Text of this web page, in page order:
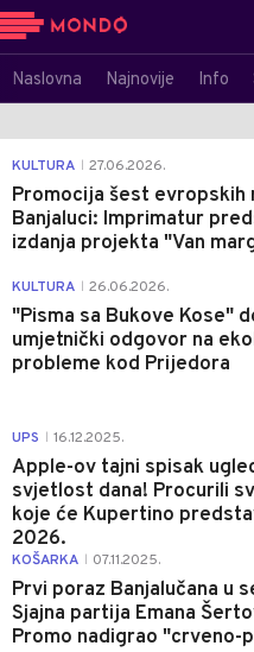
Naslovna Najnovije Info
KULTURA 27.06.2026.
Promocija šest evropskih
Banjaluci: Imprimatur
izdanja projekta "Van
KULTURA 26.06.2026.
"Pisma sa Bukove Kose"
umjetnički odgovor na
probleme kod Prijedora
UPS 16.12.2025.
Apple-ov tajni spisak
svjetlost dana! Procurili
koje će Kupertino
2026.
KOŠARKA 07.11.2025.
Prvi poraz Banjalučana u
Sjajna partija Emana
Promo nadigrao "crveno-